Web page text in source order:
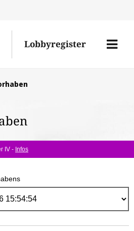
Lobbyregister
Menü
IV - Infos